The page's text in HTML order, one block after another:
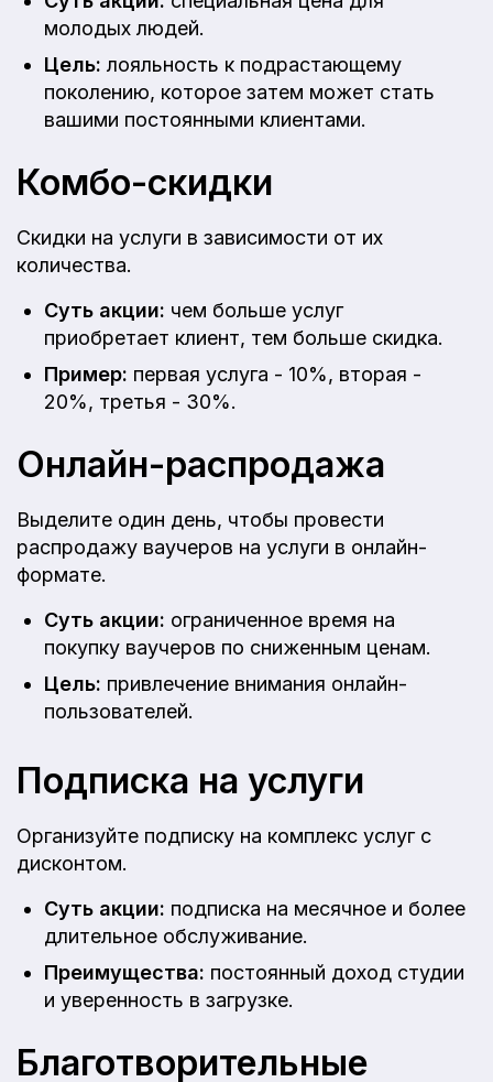
молодых людей.
Цель: лояльность к подрастающему
поколению, которое затем может стать
вашими постоянными клиентами.
Комбо-скидки
Скидки на услуги в зависимости от их
количества.
Суть акции: чем больше услуг
приобретает клиент, тем больше скидка.
Пример: первая услуга - 10%, вторая -
20%, третья - 30%.
Онлайн-распродажа
Выделите один день, чтобы провести
распродажу ваучеров на услуги в онлайн-
формате.
Суть акции: ограниченное время на
покупку ваучеров по сниженным ценам.
Цель: привлечение внимания онлайн-
пользователей.
Подписка на услуги
Организуйте подписку на комплекс услуг с
дисконтом.
Суть акции: подписка на месячное и более
длительное обслуживание.
Преимущества: постоянный доход студии
и уверенность в загрузке.
Благотворительные